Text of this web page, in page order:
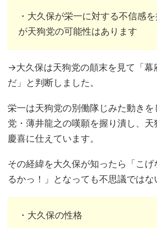
・大久保が栄一に対する不信感
が天狗党の可能性はあります
→大久保は天狗党の顛末を見て「幕
だ」と判断しました。
栄一は天狗党の別働隊じみた動きを
党・薄井龍之の嘆願を握り潰し、天
慶喜に仕えています。
その経緯を大久保が知ったら「こげ
るかっ！」となっても不思議ではな
・大久保の性格